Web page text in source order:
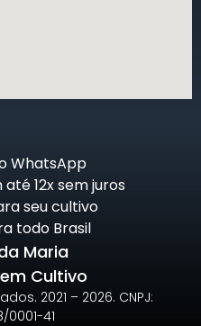
WhatsApp
12x sem juros
seu cultivo
todo Brasil
Maria
Cultivo
2021 – 2026. CNPJ:
0001-41